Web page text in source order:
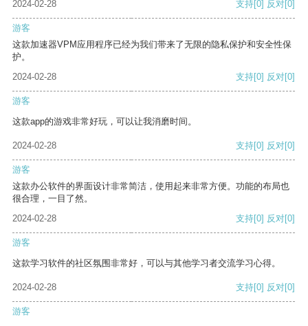
2024-02-28
支持[0] 反对[0]
游客
这款加速器VPM应用程序已经为我们带来了无限的隐私保护和安全性保
护。
2024-02-28
支持[0] 反对[0]
游客
这款app的游戏非常好玩，可以让我消磨时间。
2024-02-28 支持[0] 反对[0]
游客
这款办公软件的界面设计非常简洁，使用起来非常方便。功能的布局也
很合理，一目了然。
2024-02-28
支持[0] 反对[0]
游客
这款学习软件的社区氛围非常好，可以与其他学习者交流学习心得。
2024-02-28 支持[0] 反对[0]
游客